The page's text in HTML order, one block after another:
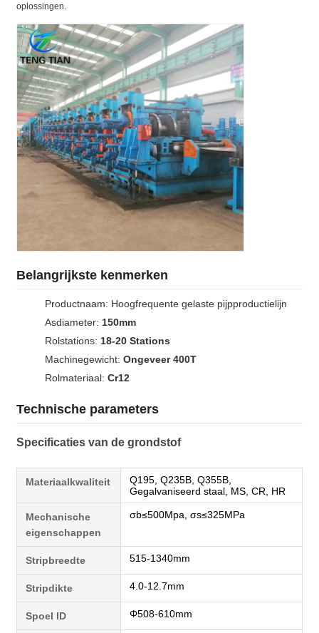
oplossingen.
Belangrijkste kenmerken
Productnaam: Hoogfrequente gelaste pijpproductielijn
Asdiameter: 150mm
Rolstations: 18-20 Stations
Machinegewicht: Ongeveer 400T
Rolmateriaal: Cr12
Technische parameters
Specificaties van de grondstof
Materiaalkwaliteit
Q195, Q235B, Q355B,
Gegalvaniseerd staal, MS, CR, HR
Mechanische
eigenschappen
σb≤500Mpa, σs≤325MPa
Stripbreedte 515-1340mm
Stripdikte 4.0-12.7mm
Spoel ID Φ508-610mm